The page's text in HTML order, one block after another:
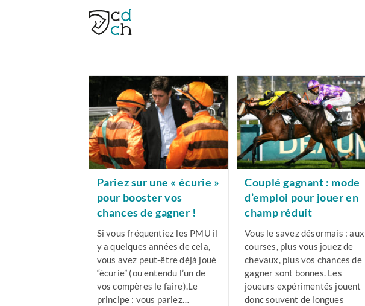
Pariez sur une « écurie »
pour booster vos
chances de gagner !
Si vous fréquentiez les PMU il
y a quelques années de cela,
vous avez peut-être déjà joué
“écurie” (ou entendu l’un de
vos compères le faire).Le
principe : vous pariez…
Couplé gagnant : mode
d’emploi pour jouer en
champ réduit
Vous le savez désormais : aux
courses, plus vous jouez de
chevaux, plus vos chances de
gagner sont bonnes. Les
joueurs expérimentés jouent
donc souvent de longues